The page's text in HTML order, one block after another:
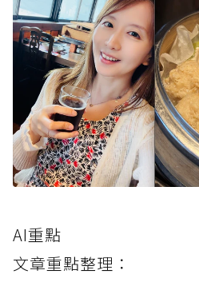
AI重點
文章重點整理：